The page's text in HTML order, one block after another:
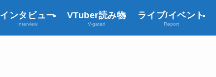
インタビュー
Interview
VTuber読み物
V-gatari
ライブ/イベント
Report